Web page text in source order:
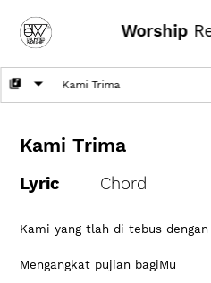
Worship
Kami Trima
Lyric Chord
Kami yang tlah di tebus
Mengangkat pujian bagiMu